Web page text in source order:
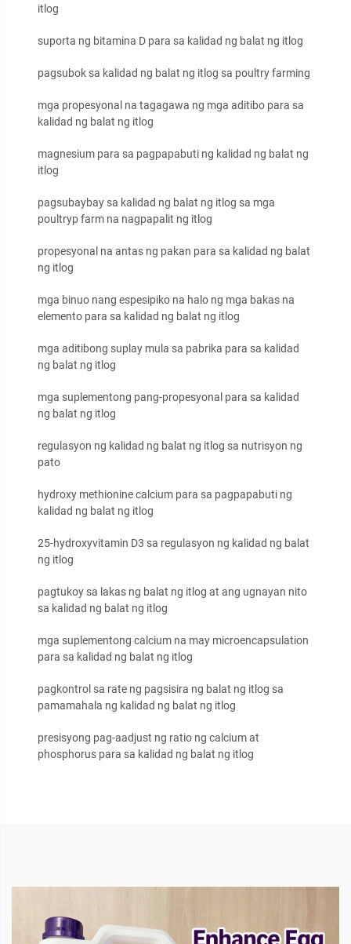
itlog
suporta ng bitamina D para sa kalidad ng balat ng itlog
pagsubok sa kalidad ng balat ng itlog sa poultry farming
mga propesyonal na tagagawa ng mga aditibo para sa
kalidad ng balat ng itlog
magnesium para sa pagpapabuti ng kalidad ng balat ng
itlog
pagsubaybay sa kalidad ng balat ng itlog sa mga
poultryp farm na nagpapalit ng itlog
propesyonal na antas ng pakan para sa kalidad ng balat
ng itlog
mga binuo nang espesipiko na halo ng mga bakas na
elemento para sa kalidad ng balat ng itlog
mga aditibong suplay mula sa pabrika para sa kalidad
ng balat ng itlog
mga suplementong pang-propesyonal para sa kalidad
ng balat ng itlog
regulasyon ng kalidad ng balat ng itlog sa nutrisyon ng
pato
hydroxy methionine calcium para sa pagpapabuti ng
kalidad ng balat ng itlog
25-hydroxyvitamin D3 sa regulasyon ng kalidad ng balat
ng itlog
pagtukoy sa lakas ng balat ng itlog at ang ugnayan nito
sa kalidad ng balat ng itlog
mga suplementong calcium na may microencapsulation
para sa kalidad ng balat ng itlog
pagkontrol sa rate ng pagsisira ng balat ng itlog sa
pamamahala ng kalidad ng balat ng itlog
presisyong pag-aadjust ng ratio ng calcium at
phosphorus para sa kalidad ng balat ng itlog